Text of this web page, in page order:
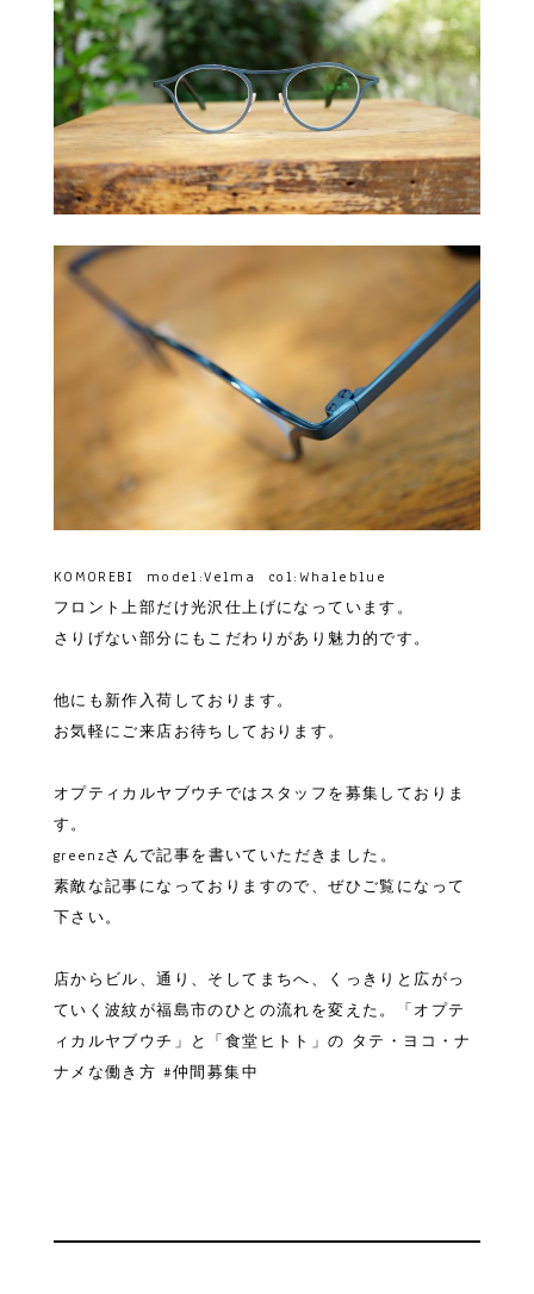
KOMOREBI model:Velma col:Whaleblue
フロント上部だけ光沢仕上げになっています。
さりげない部分にもこだわりがあり魅力的です。
他にも新作入荷しております。
お気軽にご来店お待ちしております。
オプティカルヤブウチではスタッフを募集しておりま
す。
greenzさんで記事を書いていただきました。
素敵な記事になっておりますので、ぜひご覧になって
下さい。
店からビル、通り、そしてまちへ、くっきりと広がっ
ていく波紋が福島市のひとの流れを変えた。「オプテ
ィカルヤブウチ」と「食堂ヒトト」の タテ・ヨコ・ナ
ナメな働き方 #仲間募集中